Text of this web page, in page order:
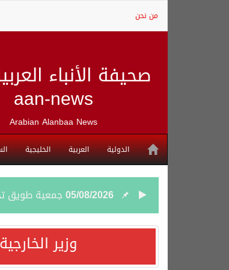
من نحن
صحيفة الأنباء
aan-news
Arabian Alanbaa News
الدولية العربية الخليجية
05/08/2026جمعية طويق تحقق 97.35% في الحوكمة وتُصنف ضمن الكيانات متناهية الكبر وتحصد شهادة
04/08/2026“الفرصةوزير